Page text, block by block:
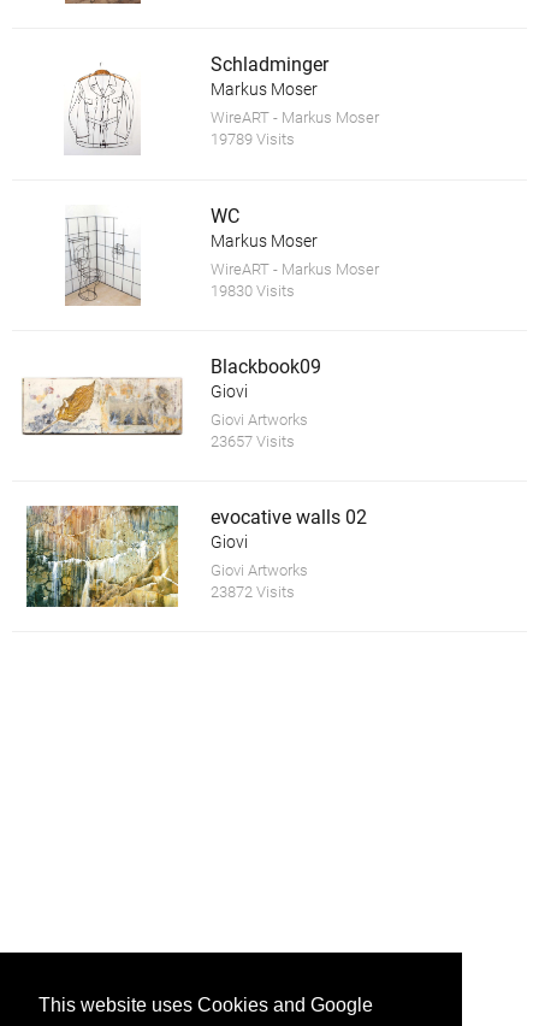
This website uses Cookies and Google
Schladminger
Markus Moser
WireART - Markus Moser
19789 Visits
WC
Markus Moser
WireART - Markus Moser
19830 Visits
Blackbook09
Giovi
Giovi Artworks
23657 Visits
evocative walls 02
Giovi
Giovi Artworks
23872 Visits